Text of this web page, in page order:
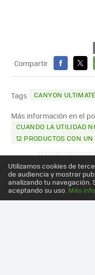
Compartir
FACEBOOK
X
Tags CANYON
Más información en el
CUANDO LA UTILIDAD
12 PRODUCTOS CON
Utilizamos cookies de
de audiencia y mostrar
analizando tu navegación.
aceptando su uso. Más